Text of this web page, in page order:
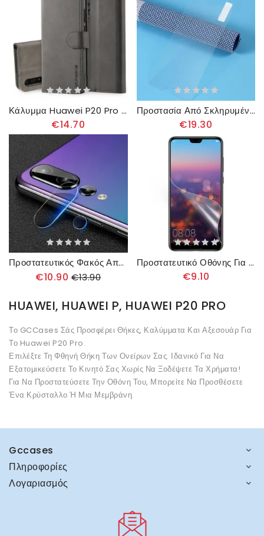
Κάλυμμα Huawei P20 Pro Lc.imeeke Leather Effect
€14.70
Προστασία Από Σκληρυμένο Γυαλί Arc Edge (0.25Mm) Για Οθόνη Huawei P20 Pro
€19.30
Προστατευτικός Φακός Από Γυαλί Για Huawei P20 Pro Mocolo
€10.90 €13.90
Προστατευτικό Οθόνης Για Huawei P20 Pro Lcd
€9.10
HUAWEI, HUAWEI P, HUAWEI P20 PRO
Το GCCases Σάς Προσφέρει Θήκες, Καλύμματα Και Αξεσουάρ Για
Το Huawei P20 Pro.
Επιλέξτε Τη Φθηνή Θήκη Των Ονείρων Σας. Ιδανικό Για Να
Εξατομικεύσετε Το Κινητό Σας Χωρίς Να Ξοδέψετε Τα Χρήματα!
Για Να Προστατεύσετε Την Οθόνη Του, Μπορείτε Να Προσθέσετε
Ένα Κρύσταλλο Ή Μια Μεμβράνη.
Gccases
Πληροφορίες
Λογαριασμός